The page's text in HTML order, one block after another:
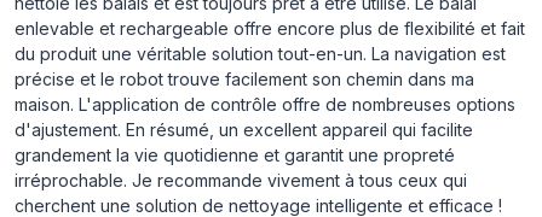
poussière
(aspirateur)
Contenance en
poussière (base)
3,2 L
Capacité du
réservoir d'eau
0,08 L
enlevable et rechargeable offre encore plus de flexibilité et fait
du produit une véritable solution tout-en-un. La navigation est
précise et le robot trouve facilement son chemin dans ma
maison. L'application de contrôle offre de nombreuses options
d'ajustement. En résumé, un excellent appareil qui facilite
grandement la vie quotidienne et garantit une propreté
irréprochable. Je recommande vivement à tous ceux qui
cherchent une solution de nettoyage intelligente et efficace !